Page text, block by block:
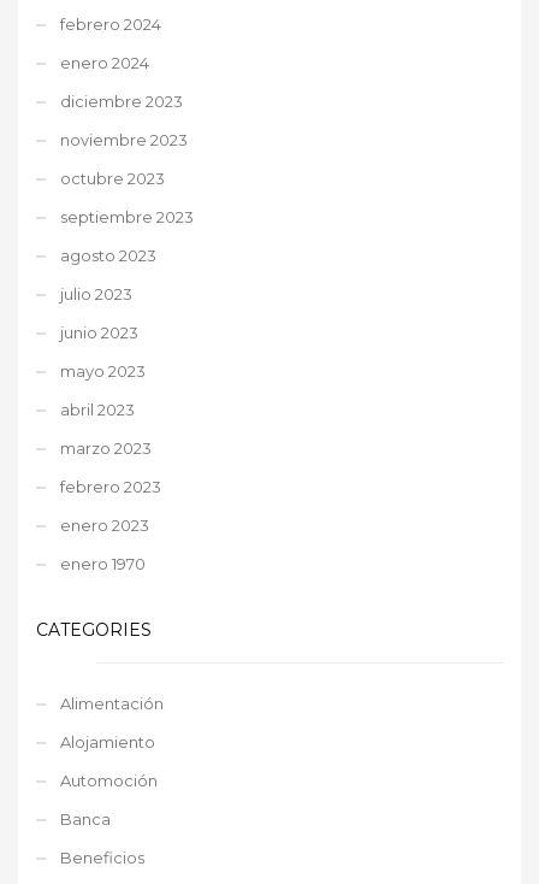
febrero 2024
enero 2024
diciembre 2023
noviembre 2023
octubre 2023
septiembre 2023
agosto 2023
julio 2023
junio 2023
mayo 2023
abril 2023
marzo 2023
febrero 2023
enero 2023
enero 1970
CATEGORIES
Alimentación
Alojamiento
Automoción
Banca
Beneficios